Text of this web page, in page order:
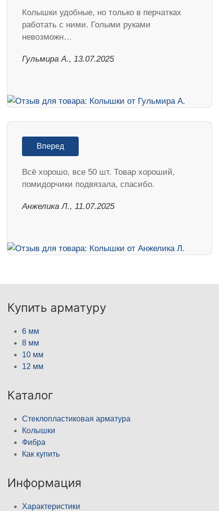
Колышки удобные, но только в перчатках
работать с ними. Голыми руками
невозможн…
Гульмира А., 13.07.2025
Вперед
Всё хорошо, все 50 шт. Товар хороший,
помидорчики подвязала, спасибо.
Анжелика Л., 11.07.2025
Купить арматуру
6 мм
8 мм
10 мм
12 мм
Каталог
Стеклопластиковая арматура
Колышки
Фибра
Как купить
Информация
Характеристики